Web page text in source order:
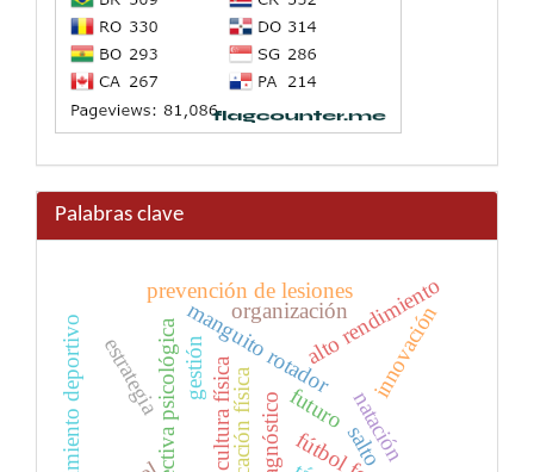
Palabras clave
diagnóstico
manguito rotador
natación
prevención de lesionesalto rendimiento
perspectiva psicológica innovación
organización
educación física salto
cultura física
estrategia
movimiento deportivo gestión
futuro